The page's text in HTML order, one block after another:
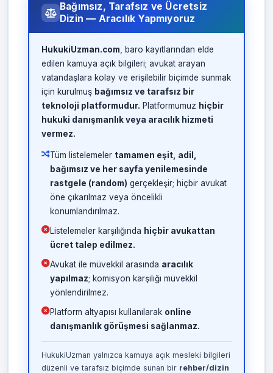
Bağımsız, Tarafsız ve Ücretsiz
Dizin — Aracılık Yapmıyoruz
HukukiUzman.com , baro kayıtlarından elde
edilen kamuya açık bilgileri; avukat arayan
vatandaşlara kolay ve erişilebilir biçimde sunmak
için kurulmuş bağımsız ve tarafsız bir
teknoloji platformudur. Platformumuz hiçbir
hukuki danışmanlık veya aracılık hizmeti
vermez.
Tüm listelemeler tamamen eşit, adil,
bağımsız ve her sayfa yenilemesinde
rastgele (random) gerçekleşir; hiçbir avukat
öne çıkarılmaz veya öncelikli
konumlandırılmaz.
Listelemeler karşılığında hiçbir avukattan
ücret talep edilmez.
Avukat ile müvekkil arasında aracılık
yapılmaz; komisyon karşılığı müvekkil
yönlendirilmez.
Platform altyapısı kullanılarak online
danışmanlık görüşmesi sağlanmaz.
HukukiUzman yalnızca kamuya açık mesleki bilgileri
düzenli ve tarafsız biçimde sunan bir rehber/dizin